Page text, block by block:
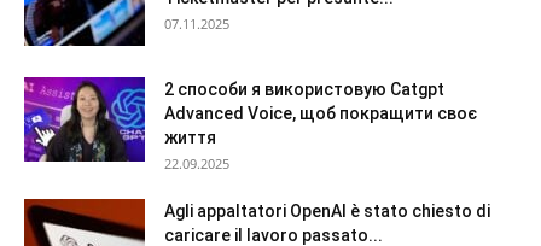
07.11.2025
2 способи я використовую Catgpt
Advanced Voice, щоб покращити своє
життя
22.09.2025
Agli appaltatori OpenAI è stato chiesto di
caricare il lavoro passato...